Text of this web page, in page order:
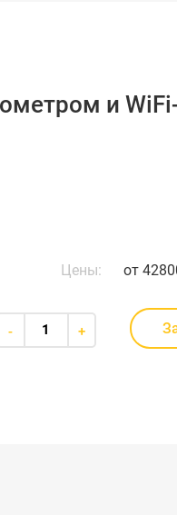
и
Цены: от
- +